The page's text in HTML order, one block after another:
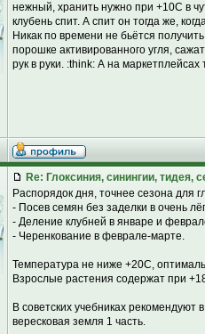
нежный, хранить нужно при +10С в
клубень спит. А спит он тогда же,
Никак по времени не бьётся
порошке активированного угля,
рук в руки. :think: А на
Re: Глоксиния, синингии, тидея,
Распорядок дня, точнее сезона для
- Посев семян без заделки в очень
- Деление клубней в январе и
- Черенкование в феврале-марте.
Температура не ниже +20С,
Взрослые растения содержат при
В советских учебниках рекомендуют
вересковая земля 1 часть.